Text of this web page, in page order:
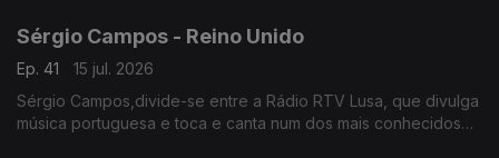
Sérgio Campos - Reino Unido
Ep. 41
15 jul. 2026
Sérgio Campos,divide-se entre a Rádio RTV Lusa, que divulga
música portuguesa e toca e canta num dos mais conhecidos